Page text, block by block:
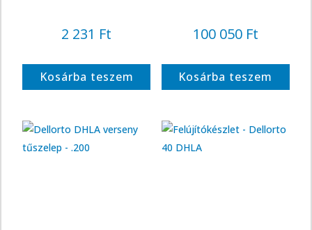
2 231 Ft
Kosárba teszem
100 050 Ft
Kosárba teszem